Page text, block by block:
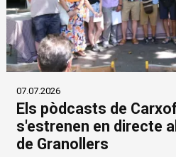
07.07.2026
Els pòdcasts de
s'estrenen en directe
de Granollers